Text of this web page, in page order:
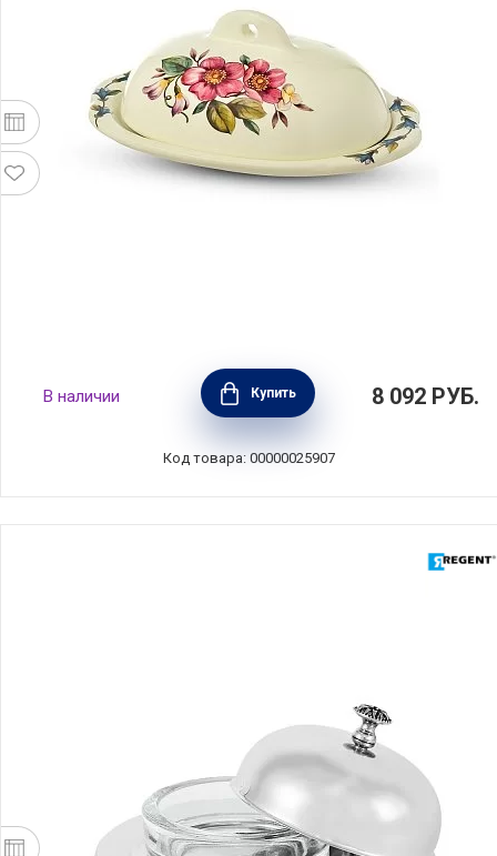
Масленка Petali di Primavera 22,5х15,5х9 см,
материал керамика, Nuova Cer, Италия,
7378-PDP
В наличии Купить 8 092 РУБ.
Код товара: 00000025907